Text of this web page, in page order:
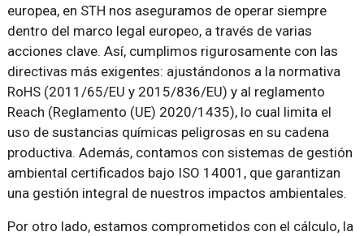
europea, en STH nos aseguramos de operar siempre
dentro del marco legal europeo, a través de varias
acciones clave. Así, cumplimos rigurosamente con las
directivas más exigentes: ajustándonos a la normativa
RoHS (2011/65/EU y 2015/836/EU) y al reglamento
Reach (Reglamento (UE) 2020/1435), lo cual limita el
uso de sustancias químicas peligrosas en su cadena
productiva. Además, contamos con sistemas de gestión
ambiental certificados bajo ISO 14001, que garantizan
una gestión integral de nuestros impactos ambientales.
Por otro lado, estamos comprometidos con el cálculo, la